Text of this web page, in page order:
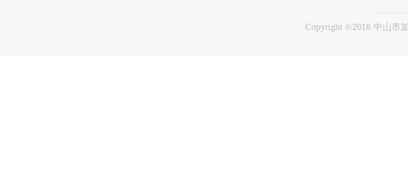
Copyright ©2018 中山